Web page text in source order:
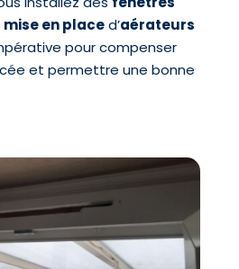
mise en placed’aérateurs
pour compenser
et permettre une bonne